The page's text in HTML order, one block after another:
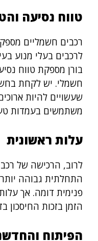
טווח נסיעה
רכבים חשמליים
לרכבים בעלי מנוע
בורן מספקת טווח
חשמלי. יש לקחת
שעשויים להיות
משתמשים בעמדות
עלות ראשונית
לרוב, הרכישה של
התחלתית גבוהה
פנימית דומה. אך
הזמן בזכות החיסכון
הפיתוח